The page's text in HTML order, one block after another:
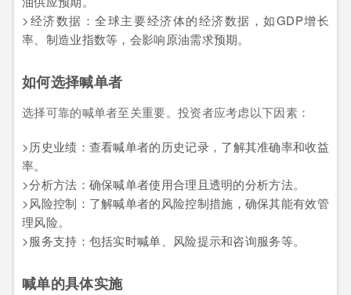
>经济数据：全球主要经济体的经济数据，如GDP增长
率、制造业指数等，会影响原油需求预期。
如何选择喊单者
选择可靠的喊单者至关重要。投资者应考虑以下因素：
>历史业绩：查看喊单者的历史记录，了解其准确率和收益
率。
>分析方法：确保喊单者使用合理且透明的分析方法。
>风险控制：了解喊单者的风险控制措施，确保其能有效管
理风险。
>服务支持：包括实时喊单、风险提示和咨询服务等。
喊单的具体实施